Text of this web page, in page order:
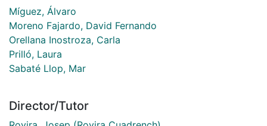
Míguez, Álvaro
Moreno Fajardo, David Fernando
Orellana Inostroza, Carla
Prilló, Laura
Sabaté Llop, Mar
Director/Tutor